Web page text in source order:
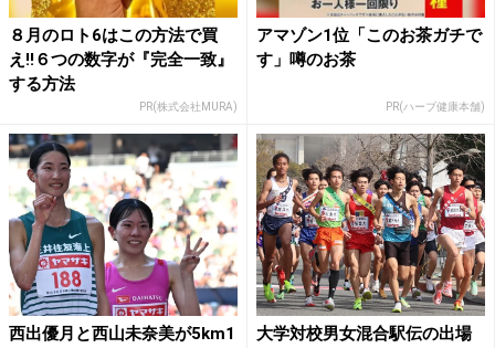
８月のロト6はこの方法で買
え!!６つの数字が『完全一致』
する方法
PR(株式会社MURA)
アマゾン1位「このお茶ガチで
す」噂のお茶
PR(ハーブ健康本舗)
西出優月と西山未奈美が5km1
大学対校男女混合駅伝の出場